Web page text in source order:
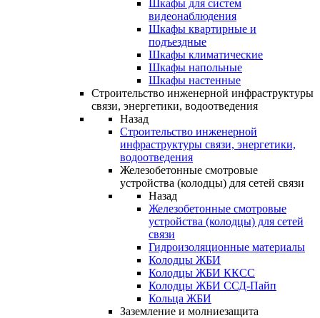
Шкафы для систем
видеонаблюдения
Шкафы квартирные и
подъездные
Шкафы климатические
Шкафы напольные
Шкафы настенные
Строительство инженерной инфраструктуры
связи, энергетики, водоотведения
Назад
Строительство инженерной
инфраструктуры связи, энергетики,
водоотведения
Железобетонные смотровые
устройства (колодцы) для сетей связи
Назад
Железобетонные смотровые
устройства (колодцы) для сетей
связи
Гидроизоляционные материалы
Колодцы ЖБИ
Колодцы ЖБИ ККСС
Колодцы ЖБИ ССД-Пайп
Кольца ЖБИ
Заземление и молниезащита